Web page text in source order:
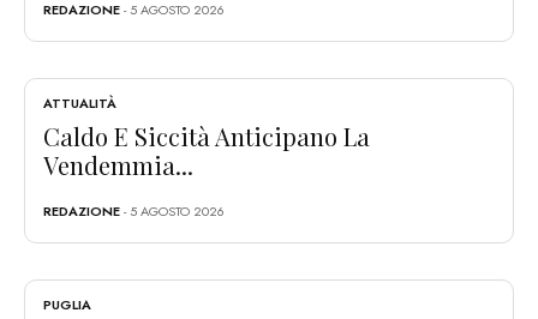
REDAZIONE- 5 AGOSTO 2026
ATTUALITÀ
Caldo E Siccità Anticipano La
Vendemmia...
REDAZIONE- 5 AGOSTO 2026
PUGLIA